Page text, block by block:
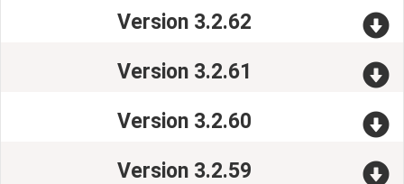
Version 3.2.62
Version 3.2.61
Version 3.2.60
Version 3.2.59